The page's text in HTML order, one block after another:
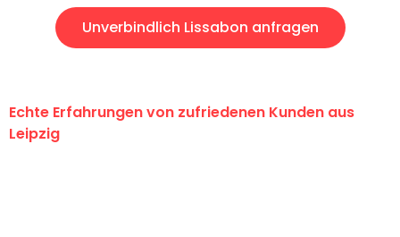
Unverbindlich Lissabon anfragen
Echte Erfahrungen von zufriedenen Kunden aus
Leipzig